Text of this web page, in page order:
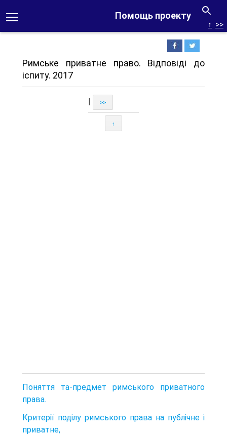
Помощь проекту
↑ >>
Римське приватне право. Відповіді до
іспиту. 2017
>>
↑
Поняття та-предмет римського приватного
права.
Критерії поділу римського права на публічне і
приватне,